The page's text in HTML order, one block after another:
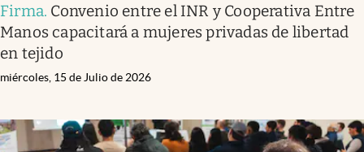
Firma. Convenio entre el INR y Cooperativa Entre
Manos capacitará a mujeres privadas de libertad
en tejido
miércoles, 15 de Julio de 2026